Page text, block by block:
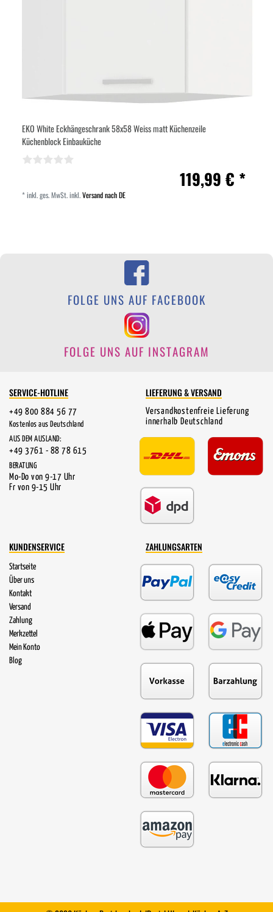
EKO White Eckhängeschrank 58x58 Weiss matt Küchenzeile
Küchenblock Einbauküche
119,99 € *
*inkl. ges. MwSt.inkl.Versand nach DE
FOLGE UNS AUF FACEBOOK
FOLGE UNS AUF INSTAGRAM
SERVICE-HOTLINE
+49 800 884 56 77
Kostenlos aus Deutschland
AUS DEM AUSLAND:
+49 3761 - 88 78 615
BERATUNG
Mo-Do von 9-17 Uhr
Fr von 9-15 Uhr
LIEFERUNG & VERSAND
Versandkostenfreie Lieferung
innerhalb Deutschland
KUNDENSERVICE
Startseite
Über uns
Kontakt
Versand
Zahlung
Merkzettel
Mein Konto
Blog
ZAHLUNGSARTEN